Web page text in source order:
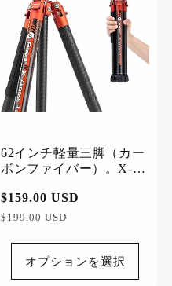
62インチ軽量三脚（カー
ボンファイバー）。X-
通
常
$159.00 USD
価
$199.00 USD
オプションを選択